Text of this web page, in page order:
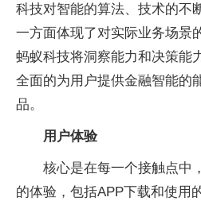
科技对智能的算法、技术的不
一方面体现了对实际业务场景
蚂蚁科技将洞察能力和决策能
全面的为用户提供金融智能的
品。
用户体验
核心是在每一个接触点中
的体验，包括APP下载和使用